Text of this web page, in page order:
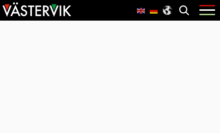
Hoppa
till
Skip
to
Hoppa
till
Öppna
menyn